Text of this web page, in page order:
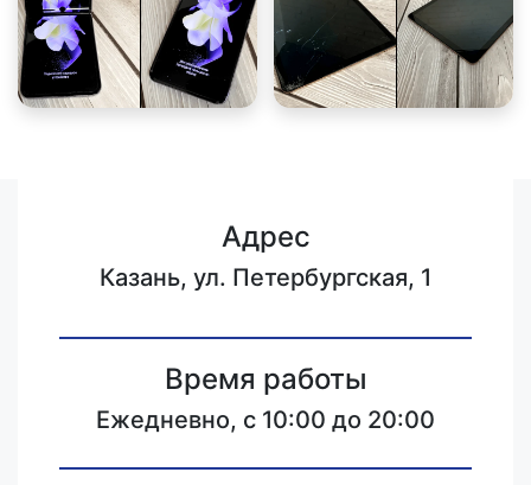
Адрес
Казань, ул. Петербургская, 1
Время работы
Ежедневно, с 10:00 до 20:00